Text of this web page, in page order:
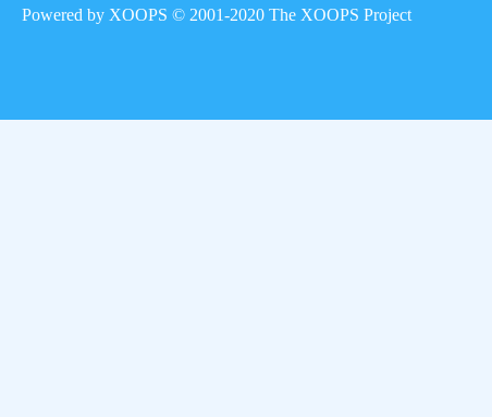
Powered by XOOPS © 2001-2020 The XOOPS Project